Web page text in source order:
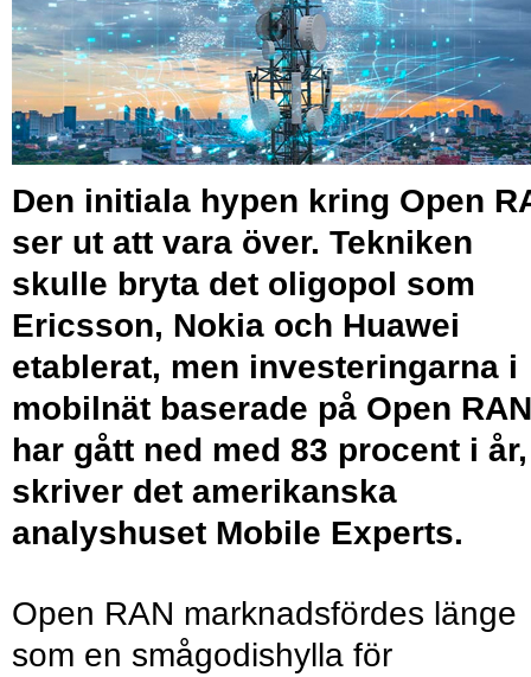
Den initiala hypen kring Open
ser ut att vara över. Tekniken
skulle bryta det oligopol som
Ericsson, Nokia och Huawei
etablerat, men investeringarna i
mobilnät baserade på Open RAN
har gått ned med 83 procent i år,
skriver det amerikanska
analyshuset Mobile Experts.
Open RAN marknadsfördes länge
som en smågodishylla för